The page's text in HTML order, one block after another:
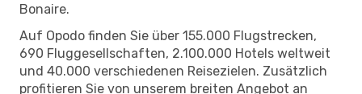
Bonaire.
Auf Opodo finden Sie über 155.000 Flugstrecken,
690 Fluggesellschaften, 2.100.000 Hotels weltweit
und 40.000 verschiedenen Reisezielen. Zusätzlich
profitieren Sie von unserem breiten Angebot an